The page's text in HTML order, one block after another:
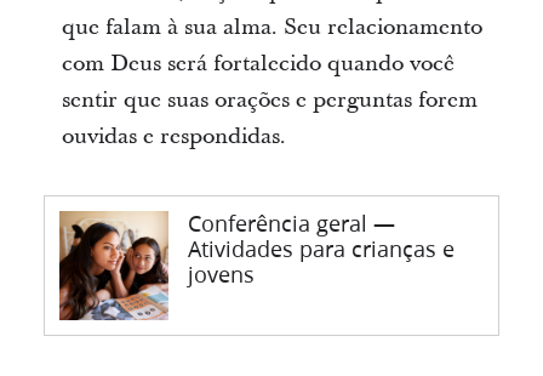
que falam à sua alma. Seu relacionamento
com Deus será fortalecido quando você
sentir que suas orações e perguntas forem
ouvidas e respondidas.
Conferência geral —
Atividades para crianças e
jovens